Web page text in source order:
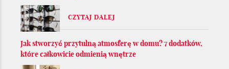
CZYTAJ DALEJ
Jak stworzyć przytulną atmosferę w domu? 7 dodatków,
które całkowicie odmienią wnętrze